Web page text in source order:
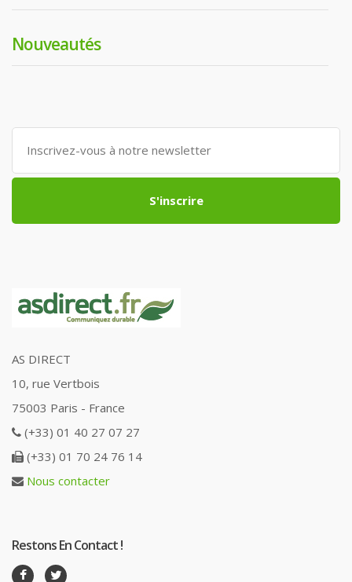
Nouveautés
S'inscrire
AS DIRECT
10, rue Vertbois
75003 Paris - France
(+33) 01 40 27 07 27
(+33) 01 70 24 76 14
Nous contacter
Restons En Contact !